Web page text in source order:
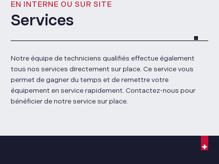
EN INTERNE OU SUR SITE
Services
Notre équipe de techniciens qualifiés effectue également
tous nos services directement sur place. Ce service vous
permet de gagner du temps et de remettre votre
équipement en service rapidement. Contactez-nous pour
bénéficier de notre service sur place.